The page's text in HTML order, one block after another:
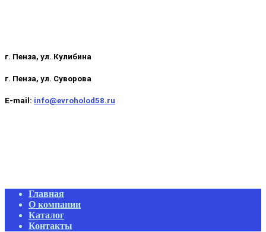
г. Пенза, ул. Кулибина
г. Пенза, ул. Суворова
E-mail: info@evroholod58.ru
Primary
Navigation
Menu
Главная
О компании
Каталог
Контакты